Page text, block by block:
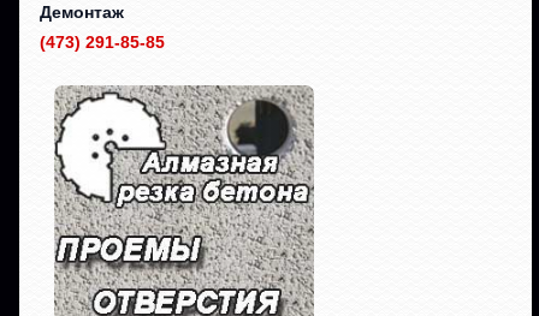
Демонтаж
(473) 291-85-85